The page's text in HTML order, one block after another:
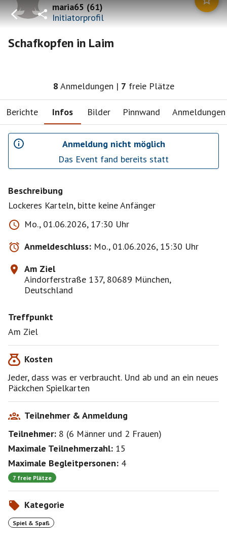
maria65(61)
Initiatorprofil
Schafkopfen in Laim
8 Anmeldungen | 7 freie Plätze
Berichte Infos Bilder Pinnwand Anmeldungen
Anmeldung nicht möglich
Das Event fand bereits statt
Beschreibung
Lockeres Karteln, bitte keine Anfänger
Mo., 01.06.2026, 17:30 Uhr
Anmeldeschluss: Mo., 01.06.2026, 15:30 Uhr
Am Ziel
Aindorferstraße 137, 80689 München,
Deutschland
Treffpunkt
Am Ziel
Kosten
Jeder, dass was er verbraucht. Und ab und an ein neues
Päckchen Spielkarten
Teilnehmer & Anmeldung
Teilnehmer: 8 (6 Männer und 2 Frauen)
Maximale Teilnehmerzahl: 15
Maximale Begleitpersonen: 4
7 freie Plätze
Kategorie
Spiel & Spaß